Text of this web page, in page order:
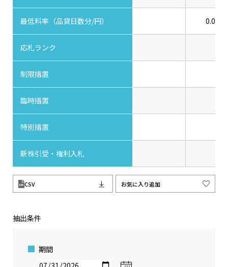
最低料率（品貸日数分/円） 0.00
応札ランク
制限措置
臨時措置
特別措置
新株引受・権利入札
CSV お気に入り追加
抽出条件
期間